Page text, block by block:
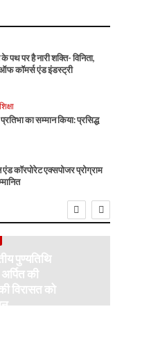
पथ पर है नारी शक्ति- विनिता,
कॉमर्स एंड इंडस्ट्री
शिक्षा
का सम्मान किया: प्रसिद्ध
कॉरपोरेट एक्सपोजर प्रोग्राम
पुण्यतिथि
अर्पित की
विरासत को